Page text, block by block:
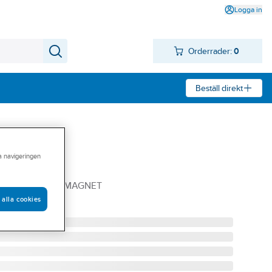
Logga in
Orderrader: 0
Beställ direkt
serien
42.BM/MAGNET
navigeringen
alla cookies